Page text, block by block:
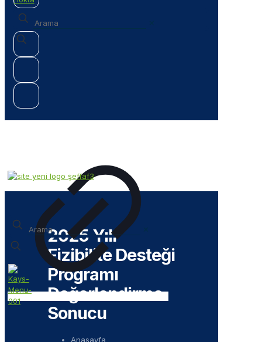
2025 Yılı
Fizibilite Desteği
Programı
Değerlendirme
Sonucu
Anasayfa